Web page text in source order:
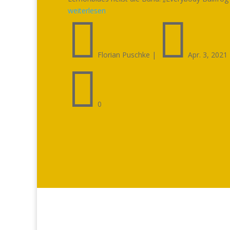
weiterlesen
 Florian Puschke |  Apr. 3, 2021
 0